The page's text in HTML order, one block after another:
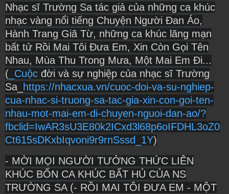
Nhạc sĩ Trường Sa tác giả của những ca khúc
nhạc vàng nổi tiếng Chuyện Người Đan Áo,
Hành Trang Giã Từ, những ca khúc lãng mạn
bất tử Rồi Mai Tôi Đưa Em, Xin Còn Gọi Tên
Nhau, Mùa Thu Trong Mưa, Một Mai Em Đi...
( _Cuộc đời và sự nghiệp của nhạc sĩ Trường
Sa_ https://nhacxua.vn/cuoc-doi-va-su-nghiep-
cua-nhac-si-truong-sa-tac-gia-xin-con-goi-ten-
nhau-mot-mai-em-di-chuyen-nguoi-dan-ao/?
fbclid=IwAR3sU3E80k2ICxd3l68p6oIFDHL3oZ0
Ct615sDKxbIqvoni9r9rnSssd_1Y)
- MỜI MỌI NGƯỜI TƯỞNG THỨC LIÊN
KHÚC BỐN CA KHÚC BẤT HỦ CỦA NS
TRƯỜNG SA (- RỒI MAI TÔI ĐƯA EM - MỘT